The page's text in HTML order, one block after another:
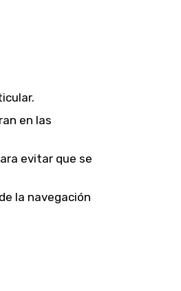
en las
evitar que se
la navegación